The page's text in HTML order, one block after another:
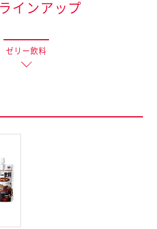
インアップ
ゼリー飲料